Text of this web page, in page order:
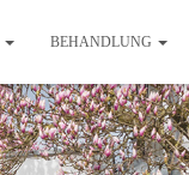
BEHANDLUNG